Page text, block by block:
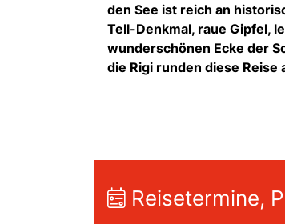
den See ist reich an
Tell-Denkmal, raue Gipfel,
wunderschönen Ecke der
die Rigi runden diese Reise
Reisetermine,